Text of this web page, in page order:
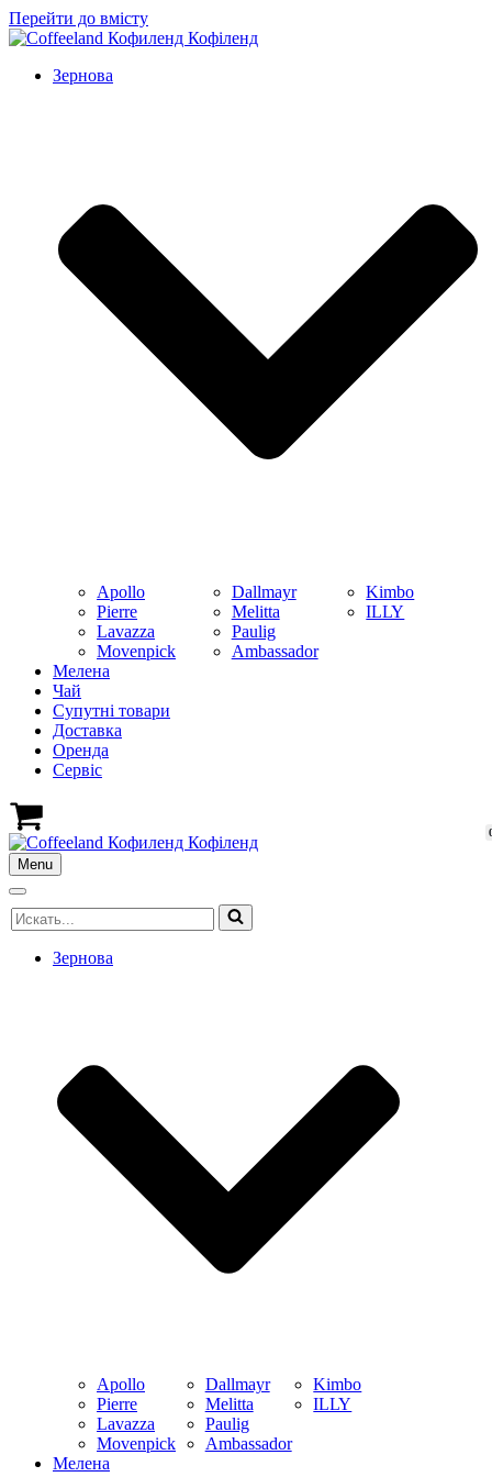
Перейти до вмісту
Зернова
Apollo
Pierre
Lavazza
Movenpick
Dallmayr
Melitta
Paulig
Ambassador
Kimbo
ILLY
Мелена
Чай
Супутні товари
Доставка
Оренда
Cервіс
Кошик
Menu
Меню
Меню
навігації
Шукати...
Зернова
Apollo
Pierre
Lavazza
Movenpick
Dallmayr
Melitta
Paulig
Ambassador
Kimbo
ILLY
Мелена